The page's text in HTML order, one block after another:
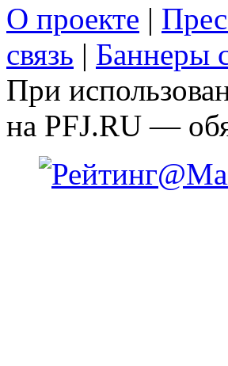
О проекте |
связь | Баннеры
При
на PFJ.RU —